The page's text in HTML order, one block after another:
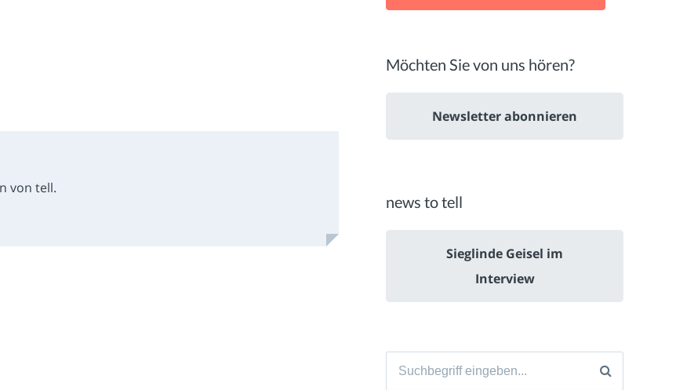
von tell.
Möchten Sie von uns hören?
Newsletter abonnieren
news to tell
Sieglinde Geisel im
Interview
Suche